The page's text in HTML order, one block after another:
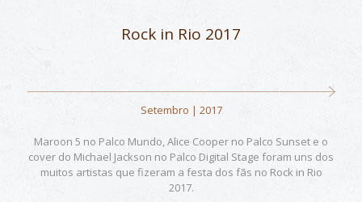
Rock in Rio 2017
Setembro | 2017
Maroon 5 no Palco Mundo, Alice Cooper no Palco Sunset e o
cover do Michael Jackson no Palco Digital Stage foram uns dos
muitos artistas que fizeram a festa dos fãs no Rock in Rio
2017.